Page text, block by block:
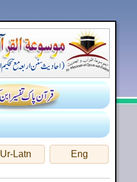
Eng
Ur-Latn